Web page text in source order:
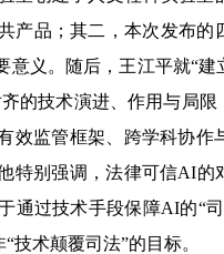
产品；其二，本次发布的
意义。随后，王江平就“
的技术演进、作用与局
效监管框架、跨学科协
特别强调，法律可信AI的
通过技术手段保障AI的“
技术颠覆司法”的目标。